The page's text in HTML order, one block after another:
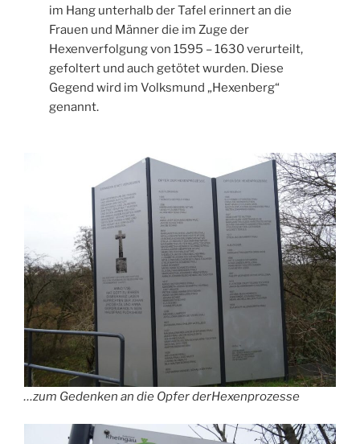
im Hang unterhalb der Tafel erinnert an die
Frauen und Männer die im Zuge der
Hexenverfolgung von 1595 – 1630 verurteilt,
gefoltert und auch getötet wurden. Diese
Gegend wird im Volksmund „Hexenberg“
genannt.
…zum Gedenken an die Opfer derHexenprozesse